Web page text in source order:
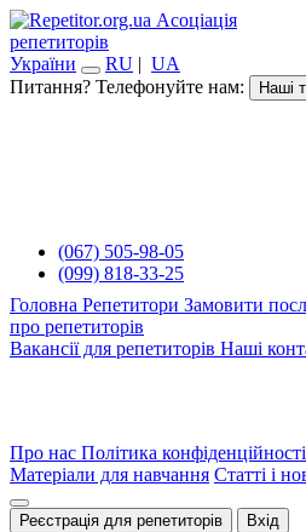
Асоціація
репетиторів
України
RU | UA
Питання? Телефонуйте нам:
Наші
(067) 505-98-05
(099) 818-33-25
Головна Репетитори Замовити
про репетиторів
Вакансії для репетиторів Наші
Про нас Політика конфіденційності
Матеріали для навчання Статті і
Реєстрація для репетиторів Вхід